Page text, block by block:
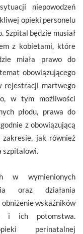
niepowodzeń
opieki personelu
Szpital będzie musiał
z kobietami, które
miała prawo do
obowiązującego
rejestracji martwego
w tym możliwości
płodu, prawa do
z obowiązującą
jak również
szpitalowi.
w wymienionych
oraz działania
wskaźników
i ich potomstwa.
perinatalnej